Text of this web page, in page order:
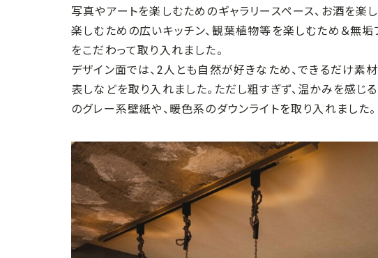
写真やアートを楽しむためのギャラリースペース、お酒を楽
楽しむための広いキッチン、観葉植物等を楽しむため＆無
をこだわって取り入れました。
デザイン面では、2人とも自然が好きなため、できるだけ素
表しなどを取り入れました。ただし粗すぎず、温かみを感じ
のグレー系壁紙や、暖色系のダウンライトを取り入れました。